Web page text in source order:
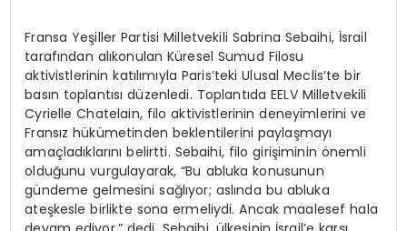
Fransa Yeşiller Partisi Milletvekili Sabrina Sebaihi, İsrail
tarafından alıkonulan Küresel Sumud Filosu
aktivistlerinin katılımıyla Paris’teki Ulusal Meclis’te bir
basın toplantısı düzenledi. Toplantıda EELV Milletvekili
Cyrielle Chatelain, filo aktivistlerinin deneyimlerini ve
Fransız hükümetinden beklentilerini paylaşmayı
amaçladıklarını belirtti. Sebaihi, filo girişiminin önemli
olduğunu vurgulayarak, “Bu abluka konusunun
gündeme gelmesini sağlıyor; aslında bu abluka
ateşkesle birlikte sona ermeliydi. Ancak maalesef hala